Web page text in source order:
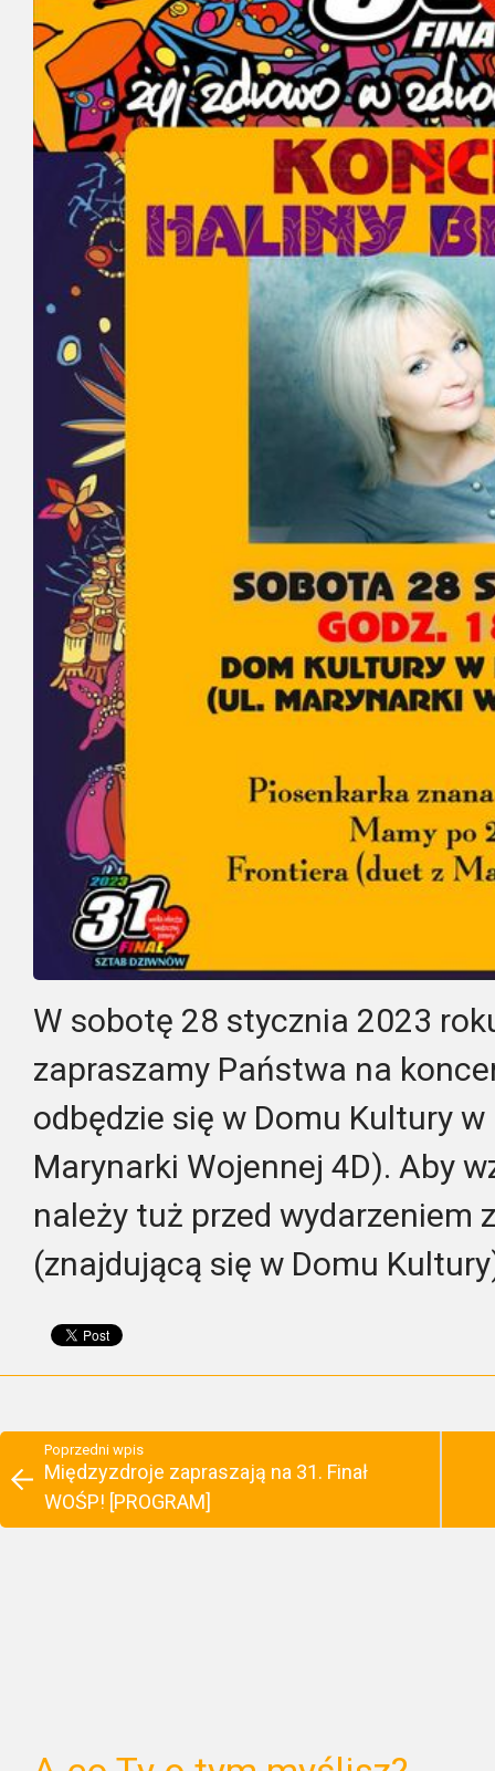
W sobotę 28 stycznia 2023
zapraszamy Państwa na
odbędzie się w Domu Kultury
Marynarki Wojennej 4D). Aby
należy tuż przed wydarzeniem
(znajdującą się w Domu
Poprzedni wpis
Międzyzdroje zapraszają na 31. Finał
WOŚP! [PROGRAM]